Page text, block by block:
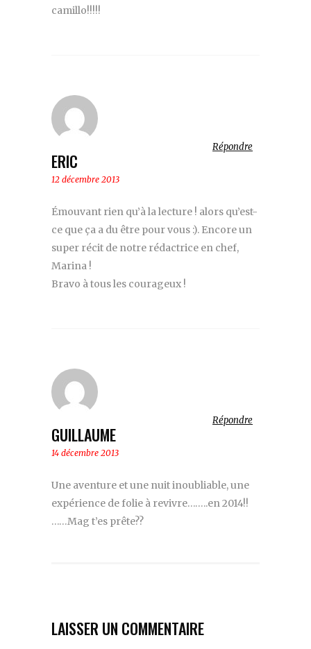
camillo!!!!!
ERIC
12 décembre 2013
Répondre
Émouvant rien qu’à la lecture ! alors qu’est-
ce que ça a du être pour vous :). Encore un
super récit de notre rédactrice en chef,
Marina !
Bravo à tous les courageux !
GUILLAUME
14 décembre 2013
Répondre
Une aventure et une nuit inoubliable, une
expérience de folie à revivre……..en 2014!!
……Mag t’es prête??
LAISSER UN COMMENTAIRE